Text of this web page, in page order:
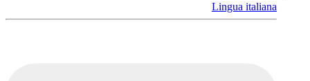
Lingua italiana